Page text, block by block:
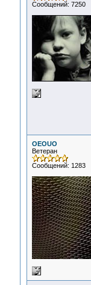
Сообщений: 7250
OEOUO
Ветеран
Сообщений: 1283